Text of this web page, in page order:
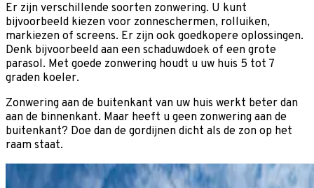
Er zijn verschillende soorten zonwering. U kunt
bijvoorbeeld kiezen voor zonneschermen, rolluiken,
markiezen of screens. Er zijn ook goedkopere oplossingen.
Denk bijvoorbeeld aan een schaduwdoek of een grote
parasol. Met goede zonwering houdt u uw huis 5 tot 7
graden koeler.
Zonwering aan de buitenkant van uw huis werkt beter dan
aan de binnenkant. Maar heeft u geen zonwering aan de
buitenkant? Doe dan de gordijnen dicht als de zon op het
raam staat.